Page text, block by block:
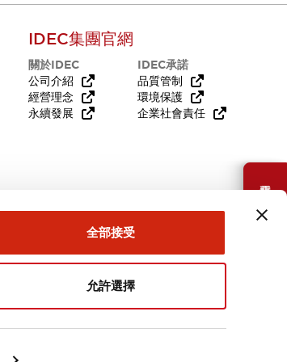
全部接受
允許選擇
需要幫助嗎？
IDEC集團官網
關於IDEC
公司介紹
經營理念
永續發展
IDEC承諾
品質管制
環境保護
企業社會責任
台灣